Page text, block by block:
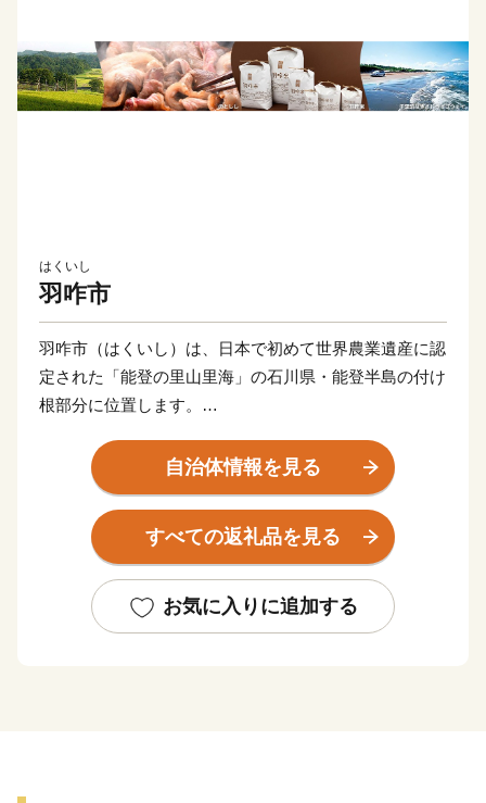
はくいし
羽咋市
羽咋市（はくいし）は、日本で初めて世界農業遺産に認
定された「能登の里山里海」の石川県・能登半島の付け
根部分に位置します。
「羽咋」という名前は、神話に由来し、遠い昔、この地
域に出現していた”怪鳥”を磐衝別命（いわつくわけのみ
こと）という皇子が３匹の犬とともに退治。犬が怪鳥の
『羽を喰った』ことから、「羽咋」という地名が誕生し
現在でも、神話にゆかりのある遺跡（古墳）が残されて
自治体情報を見る
すべての返礼品を見る
お気に入りに追加する